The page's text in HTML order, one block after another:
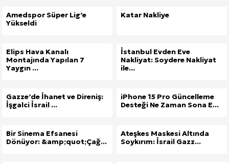
Amedspor Süper Lig’e
Yükseldi
Katar Nakliye
Elips Hava Kanalı
Montajında Yapılan 7
Yaygın ...
İstanbul Evden Eve
Nakliyat: Soydere Nakliyat
ile...
Gazze’de İhanet ve Direniş:
İşgalci İsrail ...
iPhone 15 Pro Güncelleme
Desteği Ne Zaman Sona E...
Bir Sinema Efsanesi
Dönüyor: &amp;quot;Çağ...
Ateşkes Maskesi Altında
Soykırım: İsrail Gazz...